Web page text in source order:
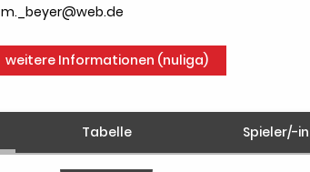
m._beyer@web.de
weitere Informationen (nuliga)
Tabelle Spieler/-